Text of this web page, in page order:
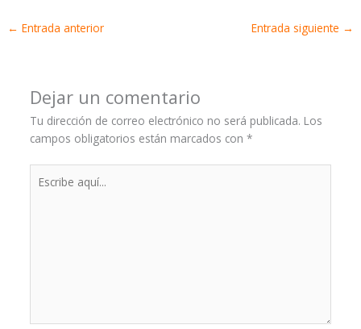
← Entrada anterior Entrada siguiente →
Dejar un comentario
Tu dirección de correo electrónico no será publicada. Los
campos obligatorios están marcados con *
aquí...